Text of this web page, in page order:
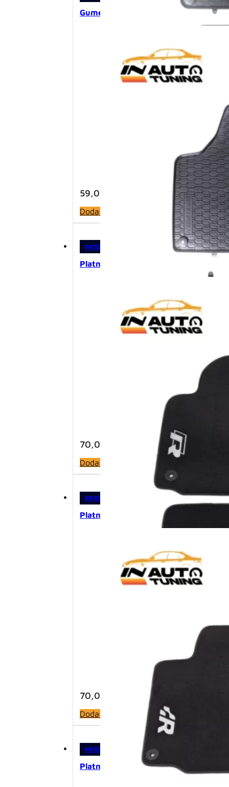
Gumene patosnice – Audi A3 8P
59,00
Dodaj u korpu
PATOSNICE PLATNENE PATOSNICE
Platnene patosnice – Golf 6 R (2008-
70,00
Dodaj u korpu
PATOSNICE PLATNENE PATOSNICE
Platnene patosnice – Golf 4 R (1997-
70,00
Dodaj u korpu
PATOSNICE PLATNENE PATOSNICE
Platnene patosnice – Audi Q5 S-line